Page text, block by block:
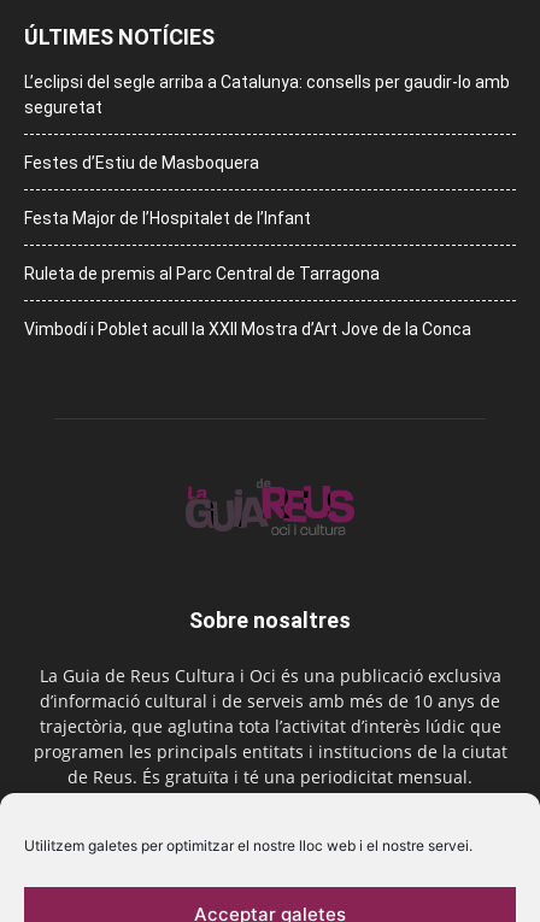
Utilitzem galetes per optimitzar el nostre lloc web i el nostre servei.
Acceptar galetes
ÚLTIMES NOTÍCIES
L’eclipsi del segle arriba a Catalunya: consells per gaudir-lo amb
seguretat
Festes d’Estiu de Masboquera
Festa Major de l’Hospitalet de l’Infant
Ruleta de premis al Parc Central de Tarragona
Vimbodí i Poblet acull la XXII Mostra d’Art Jove de la Conca
Sobre nosaltres
La Guia de Reus Cultura i Oci és una publicació exclusiva
d’informació cultural i de serveis amb més de 10 anys de
trajectòria, que aglutina tota l’activitat d’interès lúdic que
programen les principals entitats i institucions de la ciutat
de Reus. És gratuïta i té una periodicitat mensual.